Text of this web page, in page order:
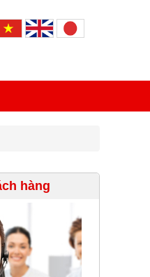
hàng